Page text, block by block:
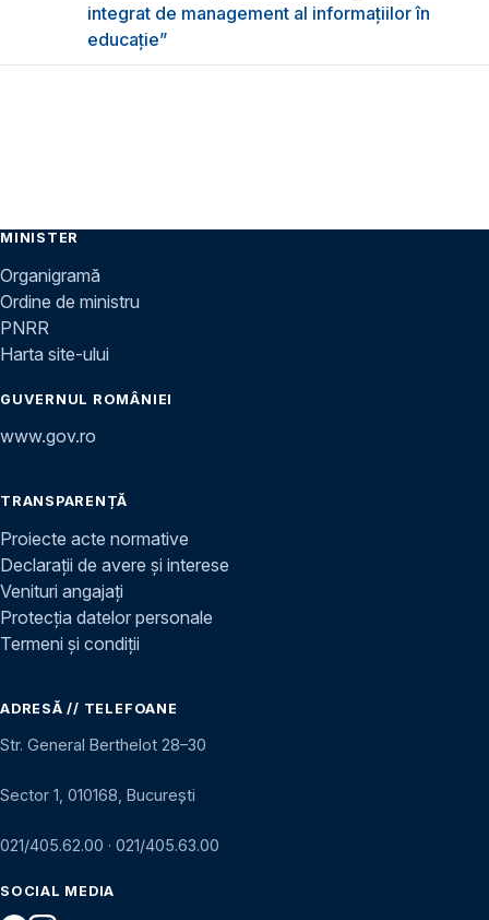
integrat de management al informațiilor în
educație”
MINISTER
Organigramă
Ordine de ministru
PNRR
Harta site-ului
GUVERNUL ROMÂNIEI
www.gov.ro
TRANSPARENȚĂ
Proiecte acte normative
Declarații de avere și interese
Venituri angajați
Protecția datelor personale
Termeni și condiții
ADRESĂ // TELEFOANE
Str. General Berthelot 28–30
Sector 1, 010168, București
021/405.62.00 · 021/405.63.00
SOCIAL MEDIA